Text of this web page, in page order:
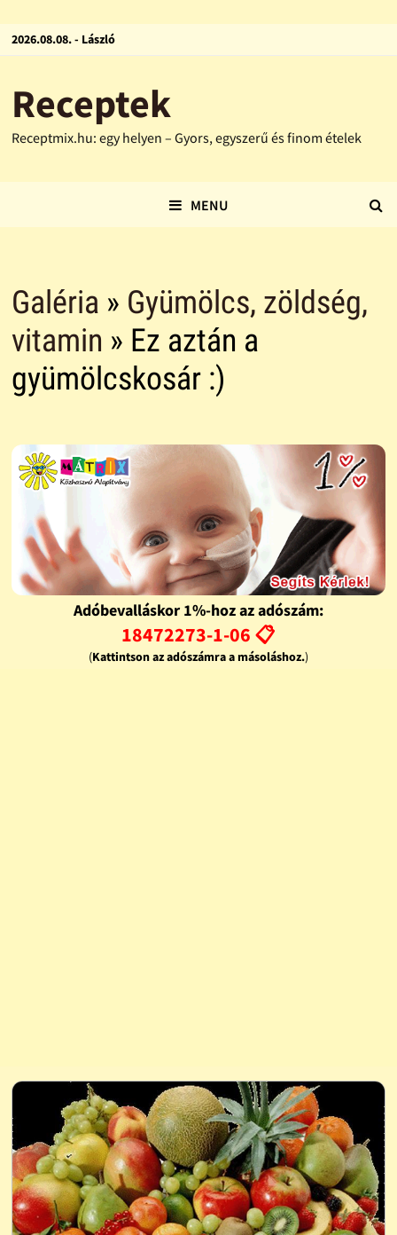
2026.08.08. - László
Receptek
Receptmix.hu: egy helyen – Gyors, egyszerű és finom ételek
MENU
Galéria » Gyümölcs, zöldség,
vitamin » Ez aztán a
gyümölcskosár :)
Adóbevalláskor 1%-hoz az adószám:
18472273-1-06 📋
(Kattintson az adószámra a másoláshoz.)